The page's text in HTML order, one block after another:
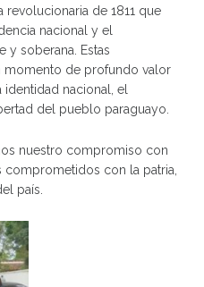
revolucionaria de 1811 que
nacional y el
y soberana. Estas
momento de profundo valor
identidad nacional, el
del pueblo paraguayo.
nuestro compromiso con
con la patria,
país.